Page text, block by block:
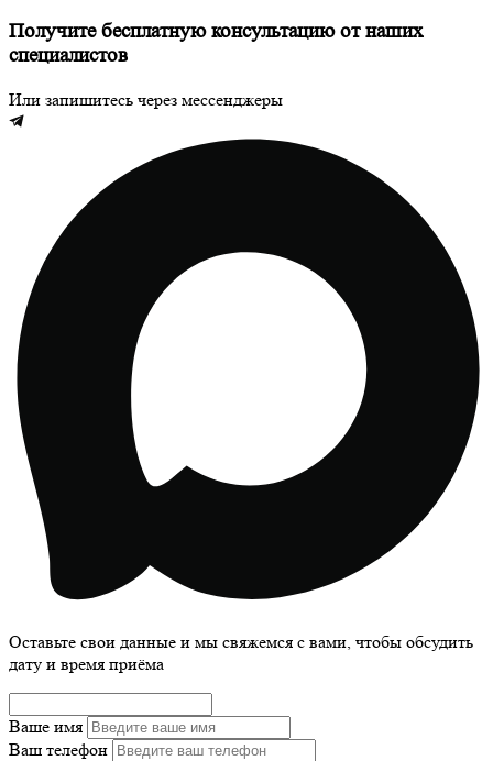
Получите бесплатную консультацию от наших
специалистов
Или запишитесь через мессенджеры
Оставьте свои данные и мы свяжемся с вами, чтобы обсудить
дату и время приёма
Ваше имя
Ваш телефон